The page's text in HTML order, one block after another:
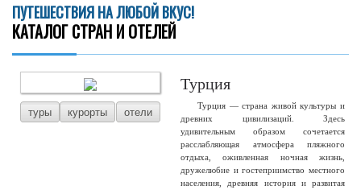
ПУТЕШЕСТВИЯ НА ЛЮБОЙ ВКУС!
КАТАЛОГ СТРАН И ОТЕЛЕЙ
туры курорты отели
Турция
Турция — страна живой культуры и
древних цивилизаций. Здесь
удивительным образом сочетается
расслабляющая атмосфера пляжного
отдыха, оживленная ночная жизнь,
дружелюбие и гостеприимство местного
населения, древняя история и развитая